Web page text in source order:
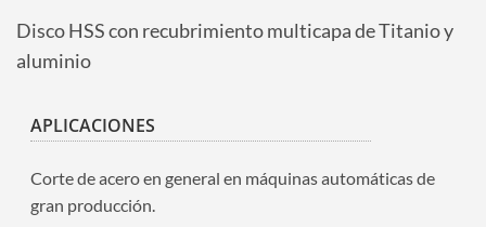
Disco HSS con recubrimiento multicapa de Titanio y
aluminio
APLICACIONES
Corte de acero en general en máquinas automáticas de
gran producción.